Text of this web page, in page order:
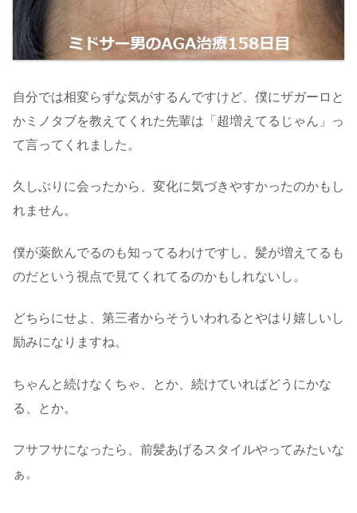
自分では相変らずな気がするんですけど、僕にザガーロと
かミノタブを教えてくれた先輩は「超増えてるじゃん」っ
て言ってくれました。
久しぶりに会ったから、変化に気づきやすかったのかもし
れません。
僕が薬飲んでるのも知ってるわけですし、髪が増えてるも
のだという視点で見てくれてるのかもしれないし。
どちらにせよ、第三者からそういわれるとやはり嬉しいし
励みになりますね。
ちゃんと続けなくちゃ、とか、続けていればどうにかな
る、とか。
フサフサになったら、前髪あげるスタイルやってみたいな
ぁ。